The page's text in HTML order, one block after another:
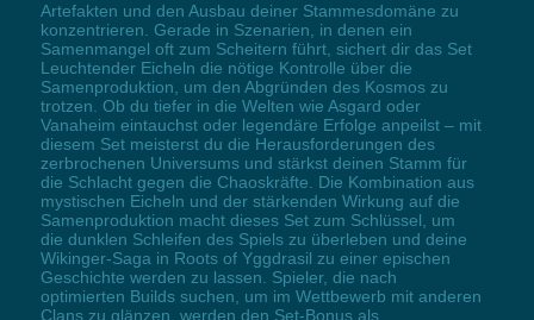
Artefakten und den Ausbau deiner Stammesdomäne zu
konzentrieren. Gerade in Szenarien, in denen ein
Samenmangel oft zum Scheitern führt, sichert dir das Set
Leuchtender Eicheln die nötige Kontrolle über die
Samenproduktion, um den Abgründen des Kosmos zu
trotzen. Ob du tiefer in die Welten wie Asgard oder
Vanaheim eintauchst oder legendäre Erfolge anpeilst – mit
diesem Set meisterst du die Herausforderungen des
zerbrochenen Universums und stärkst deinen Stamm für
die Schlacht gegen die Chaoskräfte. Die Kombination aus
mystischen Eicheln und der stärkenden Wirkung auf die
Samenproduktion macht dieses Set zum Schlüssel, um
die dunklen Schleifen des Spiels zu überleben und deine
Wikinger-Saga in Roots of Yggdrasil zu einer epischen
Geschichte werden zu lassen. Spieler, die nach
optimierten Builds suchen, um im Wettbewerb mit anderen
Clans zu glänzen, werden den Set-Bonus als